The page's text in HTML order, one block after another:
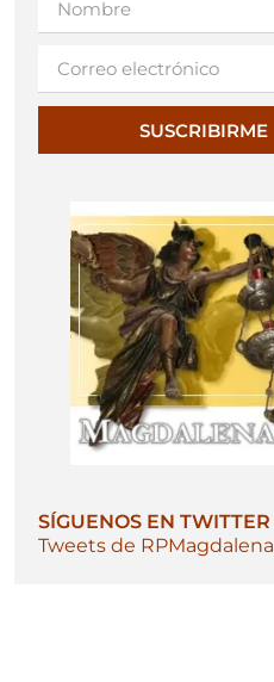
SUSCRIBIRME
SÍGUENOS EN TWITTER
Tweets de RPMagdalena